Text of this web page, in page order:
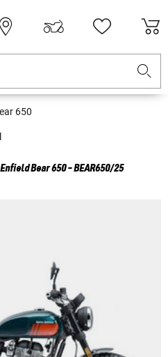
650
Bear 650 - BEAR650/25